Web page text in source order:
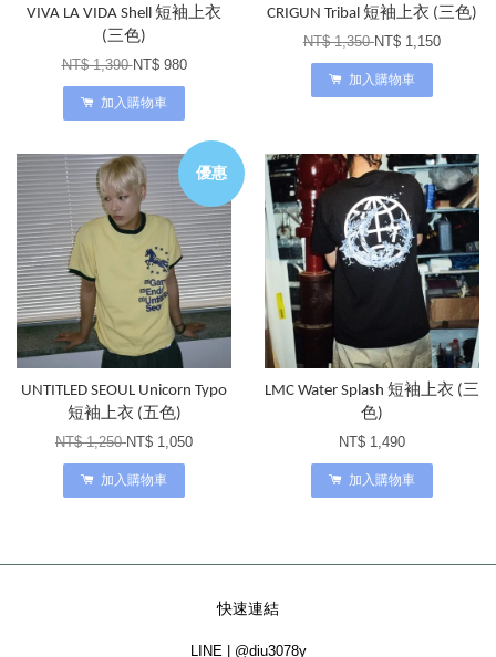
VIVA LA VIDA Shell 短袖上衣
(三色)
NT$ 1,390NT$ 980
加入購物車
CRIGUN Tribal 短袖上衣 (三色)
NT$ 1,350NT$ 1,150
加入購物車
優惠
UNTITLED SEOUL Unicorn Typo
短袖上衣 (五色)
NT$ 1,250NT$ 1,050
加入購物車
LMC Water Splash 短袖上衣 (三
色)
NT$ 1,490
加入購物車
快速連結
LINE | @diu3078y